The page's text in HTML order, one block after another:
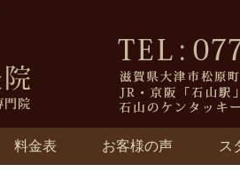
料金表 お客様の声 ス